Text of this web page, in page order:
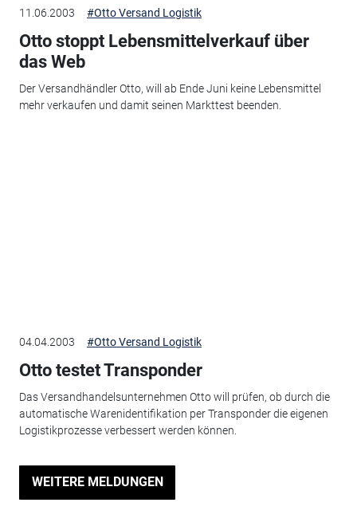
11.06.2003 #Otto Versand Logistik
Otto stoppt Lebensmittelverkauf über
das Web
Der Versandhändler Otto, will ab Ende Juni keine Lebensmittel
mehr verkaufen und damit seinen Markttest beenden.
04.04.2003 #Otto Versand Logistik
Otto testet Transponder
Das Versandhandelsunternehmen Otto will prüfen, ob durch die
automatische Warenidentifikation per Transponder die eigenen
Logistikprozesse verbessert werden können.
WEITERE MELDUNGEN